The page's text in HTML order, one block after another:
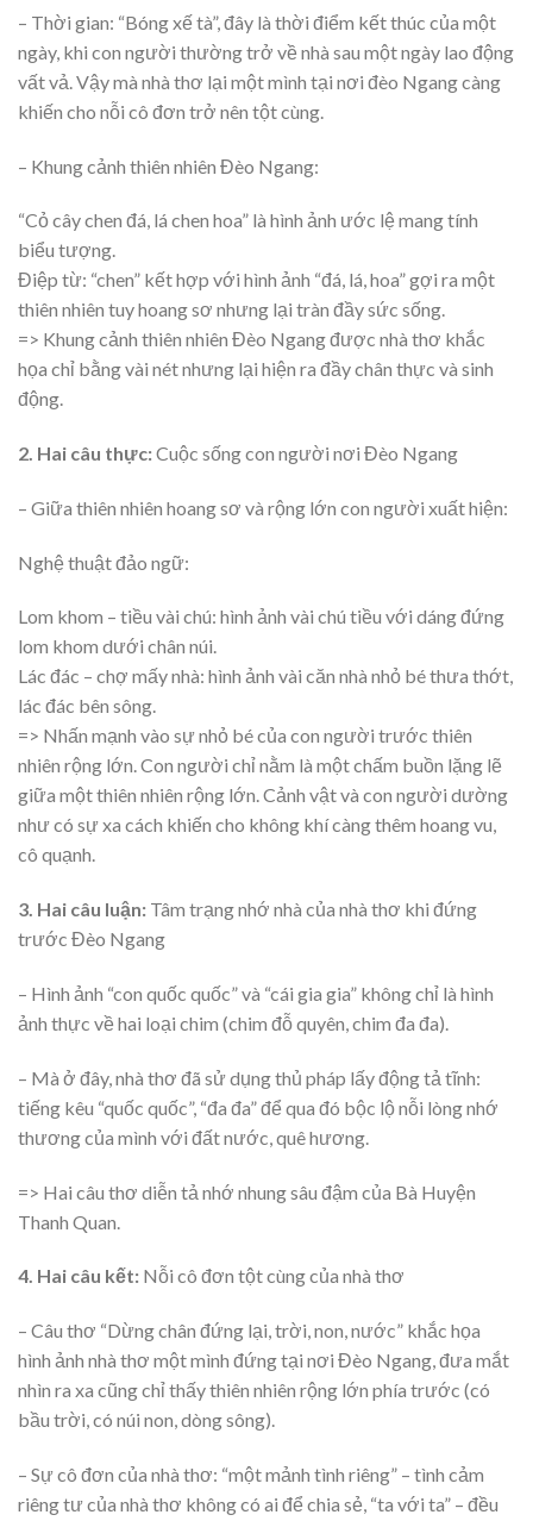
– Thời gian: “Bóng xế tà”, đây là thời điểm kết thúc của một
ngày, khi con người thường trở về nhà sau một ngày lao động
vất vả. Vậy mà nhà thơ lại một mình tại nơi đèo Ngang càng
khiến cho nỗi cô đơn trở nên tột cùng.
– Khung cảnh thiên nhiên Đèo Ngang:
“Cỏ cây chen đá, lá chen hoa” là hình ảnh ước lệ mang tính
biểu tượng.
Điệp từ: “chen” kết hợp với hình ảnh “đá, lá, hoa” gợi ra một
thiên nhiên tuy hoang sơ nhưng lại tràn đầy sức sống.
=> Khung cảnh thiên nhiên Đèo Ngang được nhà thơ khắc
họa chỉ bằng vài nét nhưng lại hiện ra đầy chân thực và sinh
động.
2. Hai câu thực:Cuộc sống con người nơi Đèo Ngang
– Giữa thiên nhiên hoang sơ và rộng lớn con người xuất hiện:
Nghệ thuật đảo ngữ:
Lom khom – tiều vài chú: hình ảnh vài chú tiều với dáng đứng
lom khom dưới chân núi.
Lác đác – chợ mấy nhà: hình ảnh vài căn nhà nhỏ bé thưa thớt,
lác đác bên sông.
=> Nhấn mạnh vào sự nhỏ bé của con người trước thiên
nhiên rộng lớn. Con người chỉ nằm là một chấm buồn lặng lẽ
giữa một thiên nhiên rộng lớn. Cảnh vật và con người dường
như có sự xa cách khiến cho không khí càng thêm hoang vu,
cô quạnh.
3. Hai câu luận: Tâm trạng nhớ nhà của nhà thơ khi đứng
trước Đèo Ngang
– Hình ảnh “con quốc quốc” và “cái gia gia” không chỉ là hình
ảnh thực về hai loại chim (chim đỗ quyên, chim đa đa).
– Mà ở đây, nhà thơ đã sử dụng thủ pháp lấy động tả tĩnh:
tiếng kêu “quốc quốc”, “đa đa” để qua đó bộc lộ nỗi lòng nhớ
thương của mình với đất nước, quê hương.
=> Hai câu thơ diễn tả nhớ nhung sâu đậm của Bà Huyện
Thanh Quan.
4. Hai câu kết: Nỗi cô đơn tột cùng của nhà thơ
– Câu thơ “Dừng chân đứng lại, trời, non, nước” khắc họa
hình ảnh nhà thơ một mình đứng tại nơi Đèo Ngang, đưa mắt
nhìn ra xa cũng chỉ thấy thiên nhiên rộng lớn phía trước (có
bầu trời, có núi non, dòng sông).
– Sự cô đơn của nhà thơ: “một mảnh tình riêng” – tình cảm
riêng tư của nhà thơ không có ai để chia sẻ, “ta với ta” – đều